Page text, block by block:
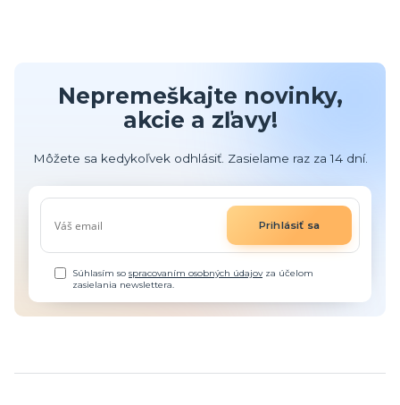
Nepremeškajte novinky,
akcie a zľavy!
Môžete sa kedykoľvek odhlásiť. Zasielame raz za 14 dní.
Prihlásiť sa
Súhlasím sospracovaním osobných údajovza účelom
zasielania newslettera.